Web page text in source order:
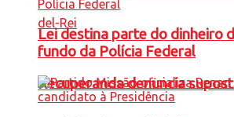
Recuperanda denuncia
Lei destina parte do dinheiro
fundo da Polícia Federal